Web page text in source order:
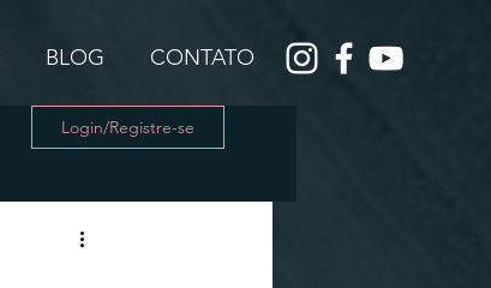
BLOG CONTATO
Login/Registre-se